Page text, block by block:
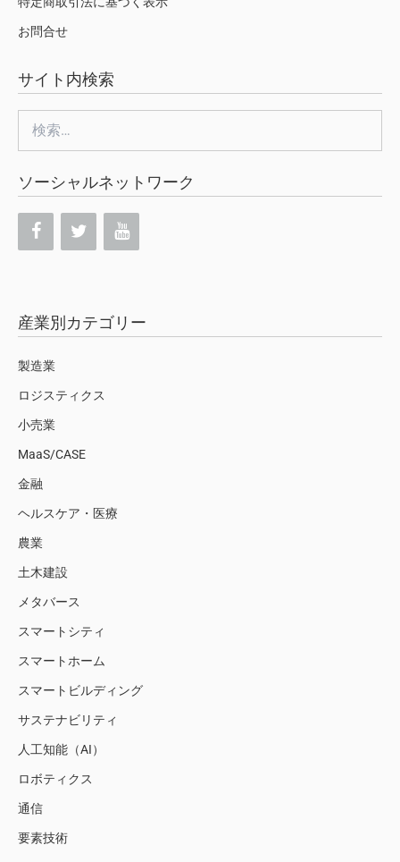
お問合せ
サイト内検索
索:
ソーシャルネットワーク
産業別カテゴリー
製造業
ロジスティクス
小売業
MaaS/CASE
金融
ヘルスケア・医療
農業
土木建設
メタバース
スマートシティ
スマートホーム
スマートビルディング
サステナビリティ
人工知能（AI）
ロボティクス
通信
要素技術